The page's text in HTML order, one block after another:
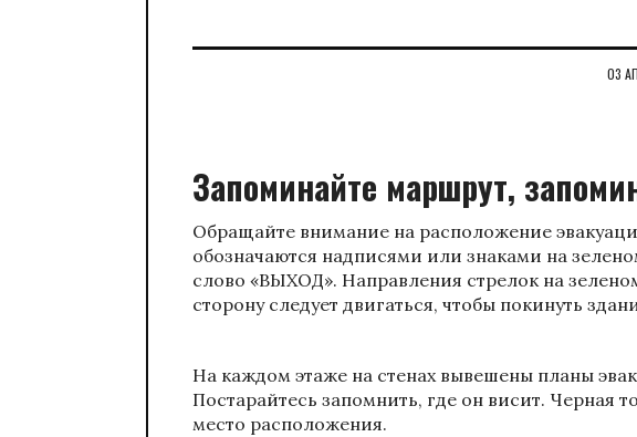
03
Запоминайте маршрут,
Обращайте внимание на расположение
обозначаются надписями или знаками на
слово «ВЫХОД». Направления стрелок на
сторону следует двигаться, чтобы покинуть
На каждом этаже на стенах вывешены планы
Постарайтесь запомнить, где он висит. Черная
место расположения.